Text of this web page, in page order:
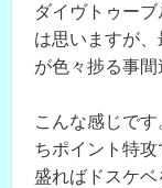
ダイヴトゥー
は思いますが
が色々捗る事間
こんな感じで
ちポイント特
盛ればドスケ